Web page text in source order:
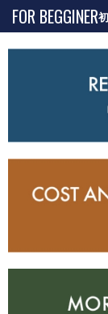
FOR BEGGINER